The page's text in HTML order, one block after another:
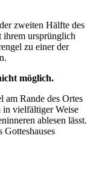
zweiten Hälfte des
ihrem ursprünglich
zu einer der
möglich.
Rande des Ortes
in vielfältiger Weise
ablesen lässt.